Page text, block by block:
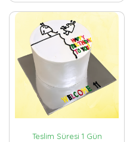
Teslim Süresi 1 Gün